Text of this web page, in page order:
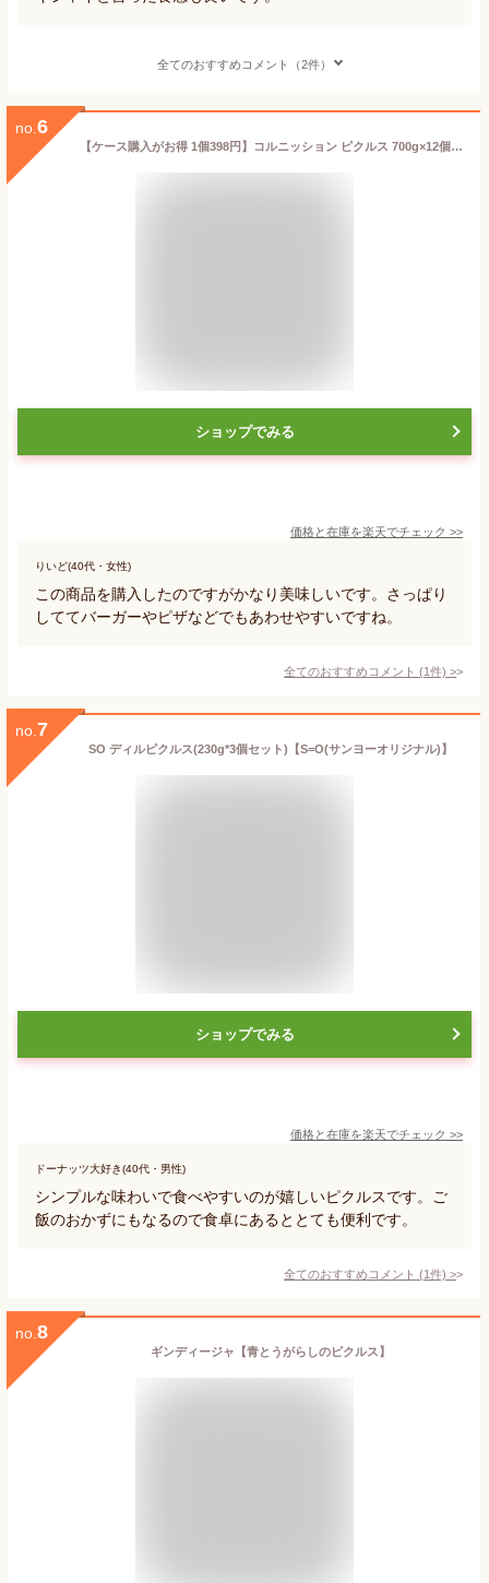
全てのおすすめコメント（2件）
no. 6
【ケース購入がお得 1個398円】コルニッション ピクルス 700g×12個 瓶 きゅうり 酢漬け ハンバーガー 付け合わせ 長S
ショップでみる
価格と在庫を楽天でチェック >>
りいど(40代・女性)
この商品を購入したのですがかなり美味しいです。さっぱり
しててバーガーやピザなどでもあわせやすいですね。
全てのおすすめコメント (1件) >
no. 7
SO ディルピクルス(230g*3個セット)【S=O(サンヨーオリジナル)】
ショップでみる
価格と在庫を楽天でチェック >>
ドーナッツ大好き(40代・男性)
シンプルな味わいで食べやすいのが嬉しいピクルスです。ご
飯のおかずにもなるので食卓にあるととても便利です。
全てのおすすめコメント (1件) >
no. 8
ギンディージャ【青とうがらしのピクルス】